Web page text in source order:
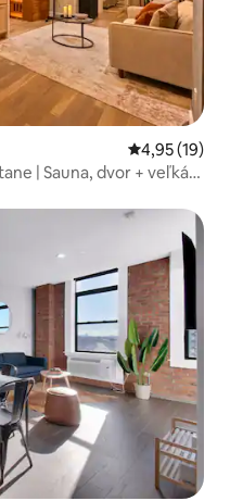
Priemerné
4,95 (19)
| Sauna, dvor + veľká